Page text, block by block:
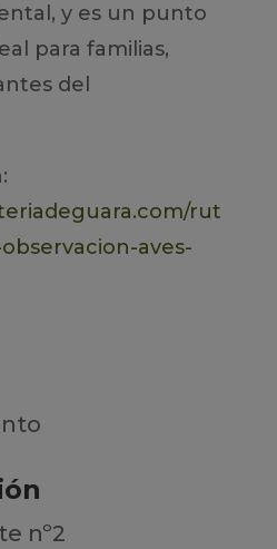
y es un punto
para familias,
del
rut
aves-
nº2